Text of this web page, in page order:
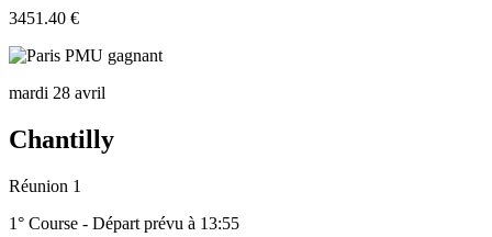
3451.40 €
mardi 28 avril
Chantilly
Réunion 1
1° Course - Départ prévu à 13:55